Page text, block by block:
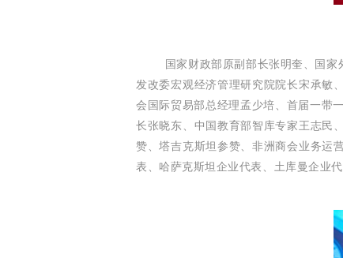
国家财政部原副部长张明奎、国
发改委宏观经济管理研究院院长宋承敏
会国际贸易部总经理孟少培、首届一带
长张晓东、中国教育部智库专家王志民
赞、塔吉克斯坦参赞、非洲商会业务运
表、哈萨克斯坦企业代表、土库曼企业